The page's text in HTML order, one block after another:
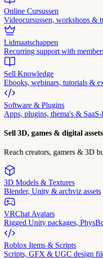
Online Cursussen
Videocursussen, workshops &
Lidmaatschappen
Recurring support with
Sell Knowledge
Ebooks, webinars, tutorials &
Software & Plugins
Apps, plugins, thema's &
Sell 3D, games & digital assets
Reach creators, gamers & 3D
3D Models & Textures
Blender, Unity & archviz assets
VRChat Avatars
Rigged Unity packages,
Roblox Items & Scripts
Scripts, GFX & UGC design